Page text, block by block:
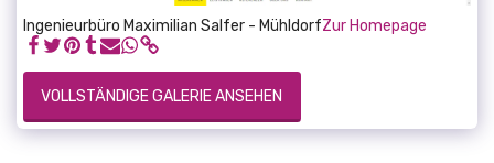
Ingenieurbüro Maximilian Salfer - MühldorfZur Homepage
VOLLSTÄNDIGE GALERIE ANSEHEN